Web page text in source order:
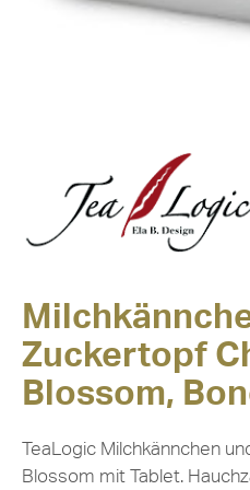
Zuckertopf
Blossom,
TeaLogic Milchkännchen
Blossom mit Tablet.